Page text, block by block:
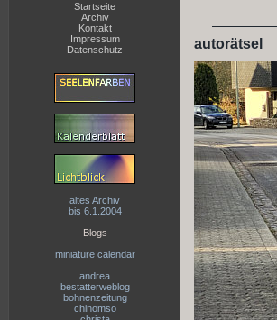
Startseite
Archiv
Kontakt
Impressum
Datenschutz
altes Archiv
bis 6.1.2004
Blogs
miniature calendar
andrea
bestatterweblog
bohnenzeitung
chinomso
autorätsel